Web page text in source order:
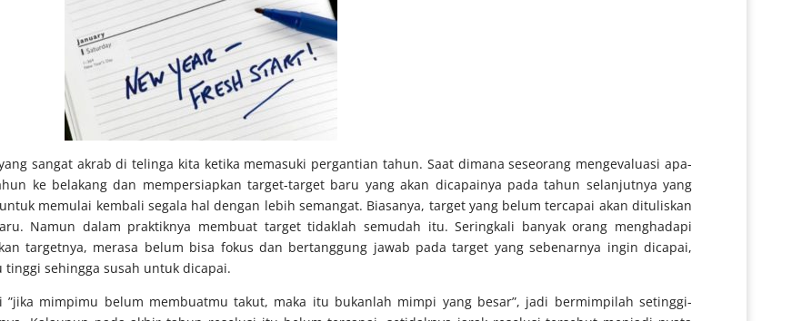
sangat akrab di telinga kita ketika memasuki pergantian tahun. Saat dimana seseorang mengevaluasi apa-
ke belakang dan mempersiapkan target-target baru yang akan dicapainya pada tahun selanjutnya yang
memulai kembali segala hal dengan lebih semangat. Biasanya, target yang belum tercapai akan dituliskan
Namun dalam praktiknya membuat target tidaklah semudah itu. Seringkali banyak orang menghadapi
targetnya, merasa belum bisa fokus dan bertanggung jawab pada target yang sebenarnya ingin dicapai,
sehingga susah untuk dicapai.
mimpimu belum membuatmu takut, maka itu bukanlah mimpi yang besar”, jadi bermimpilah setinggi-